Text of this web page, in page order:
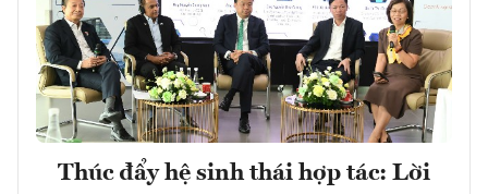
Thúc đẩy hệ sinh thái hợp tác: Lời